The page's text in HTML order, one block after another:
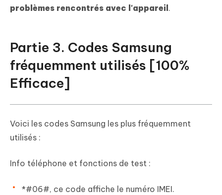
problèmes rencontrés avec l'appareil .
Partie 3. Codes Samsung
fréquemment utilisés [100%
Efficace]
Voici les codes Samsung les plus fréquemment
utilisés :
Info téléphone et fonctions de test :
*#06#, ce code affiche le numéro IMEI.